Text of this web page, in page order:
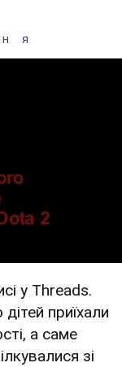
у Тhreads.
приїхали
а саме
зі